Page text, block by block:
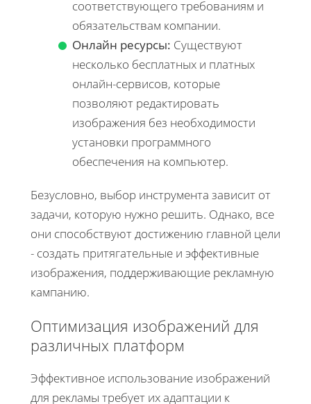
соответствующего требованиям и
обязательствам компании.
Онлайн ресурсы: Существуют
несколько бесплатных и платных
онлайн-сервисов, которые
позволяют редактировать
изображения без необходимости
установки программного
обеспечения на компьютер.
Безусловно, выбор инструмента зависит от
задачи, которую нужно решить. Однако, все
они способствуют достижению главной цели
- создать притягательные и эффективные
изображения, поддерживающие рекламную
кампанию.
Оптимизация изображений для
различных платформ
Эффективное использование изображений
для рекламы требует их адаптации к